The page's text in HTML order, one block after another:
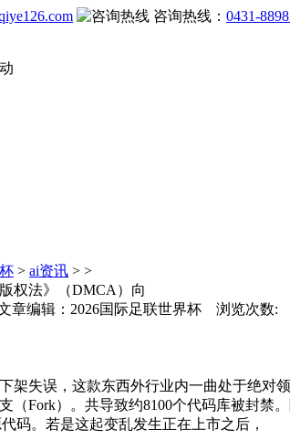
咨询热线： 0431-
> ai资讯 > >
权法》（DMCA）向
章编辑：2026国际足联世界杯 浏览次数:
失误，这款东西外行业内一曲处于绝对
（Fork）。共导致约8100个代码库被封禁
码。若是这起变乱发生正在上市之后，